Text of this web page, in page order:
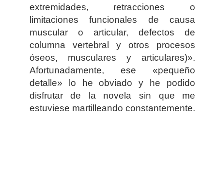
extremidades, retracciones o
limitaciones funcionales de causa
muscular o articular, defectos de
columna vertebral y otros procesos
óseos, musculares y articulares)».
Afortunadamente, ese «pequeño
detalle» lo he obviado y he podido
disfrutar de la novela sin que me
estuviese martilleando constantemente.